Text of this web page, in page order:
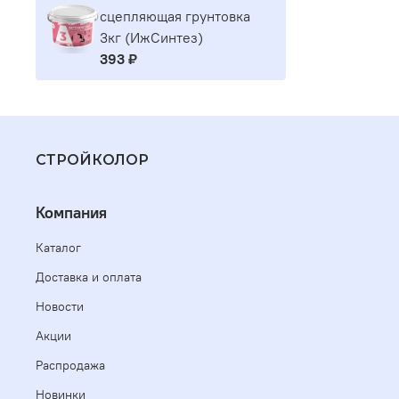
сцепляющая грунтовка
3кг (ИжСинтез)
393 ₽
СТРОЙКОЛОР
Компания
Каталог
Доставка и оплата
Новости
Акции
Распродажа
Новинки